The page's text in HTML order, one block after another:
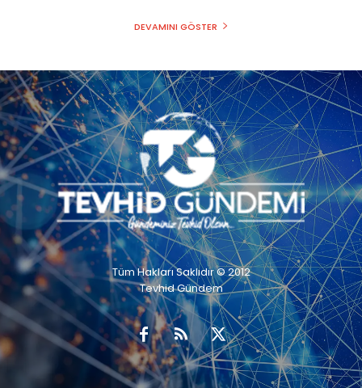
DEVAMINI GÖSTER
Tüm Hakları Saklıdır © 2012
Tevhid Gündem